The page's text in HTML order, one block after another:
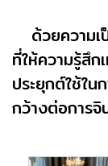
ด้วยความเ
ที่ให้ความรู้สึก
ประยุกต์ใช้ใน
กว้างต่อการ